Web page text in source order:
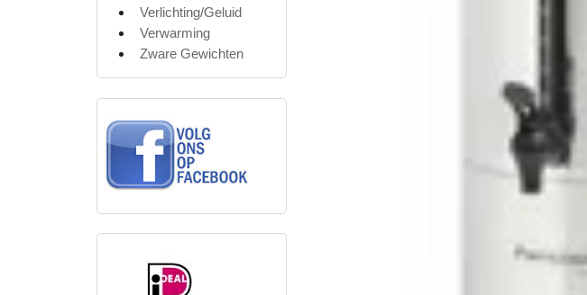
Verlichting/Geluid
Verwarming
Zware Gewichten